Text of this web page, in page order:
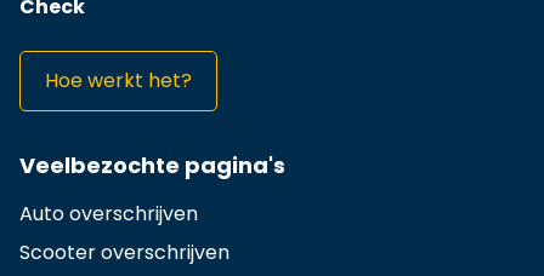
Hoe werkt het?
Veelbezochte pagina's
Auto overschrijven
Scooter overschrijven